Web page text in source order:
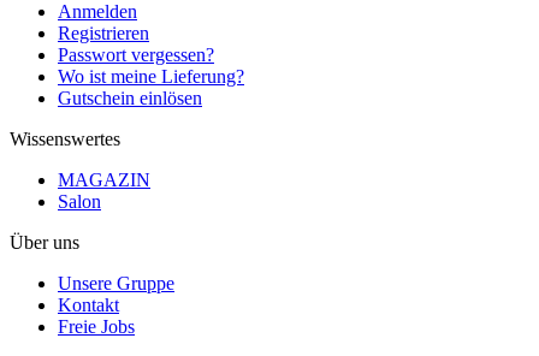
Anmelden
Registrieren
Passwort vergessen?
Wo ist meine Lieferung?
Gutschein einlösen
Wissenswertes
MAGAZIN
Salon
Über uns
Unsere Gruppe
Kontakt
Freie Jobs